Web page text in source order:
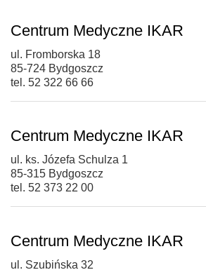
Centrum Medyczne IKAR
ul. Fromborska 18
85-724 Bydgoszcz
tel. 52 322 66 66
Centrum Medyczne IKAR
ul. ks. Józefa Schulza 1
85-315 Bydgoszcz
tel. 52 373 22 00
Centrum Medyczne IKAR
ul. Szubińska 32